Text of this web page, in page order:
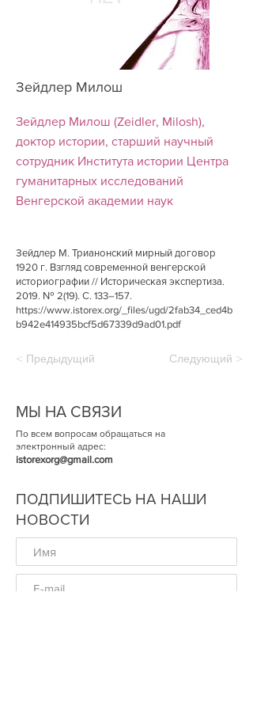
Зейдлер Милош
Зейдлер Милош (Zeidler, Milosh),
доктор истории, старший научный
сотрудник Института истории Центра
гуманитарных исследований
Венгерской академии наук
Зейдлер М. Трианонский мирный договор
1920 г. Взгляд современной венгерской
историографии // Историческая экспертиза.
2019. № 2(19). С. 133–157.
https://www.istorex.org/_files/ugd/2fab34_ced4b
b942e414935bcf5d67339d9ad01.pdf
< Предыдущий Следующий >
МЫ НА СВЯЗИ
По всем вопросам обращаться на
электронный адрес:
istorexorg@gmail.com
ПОДПИШИТЕСЬ НА НАШИ
НОВОСТИ